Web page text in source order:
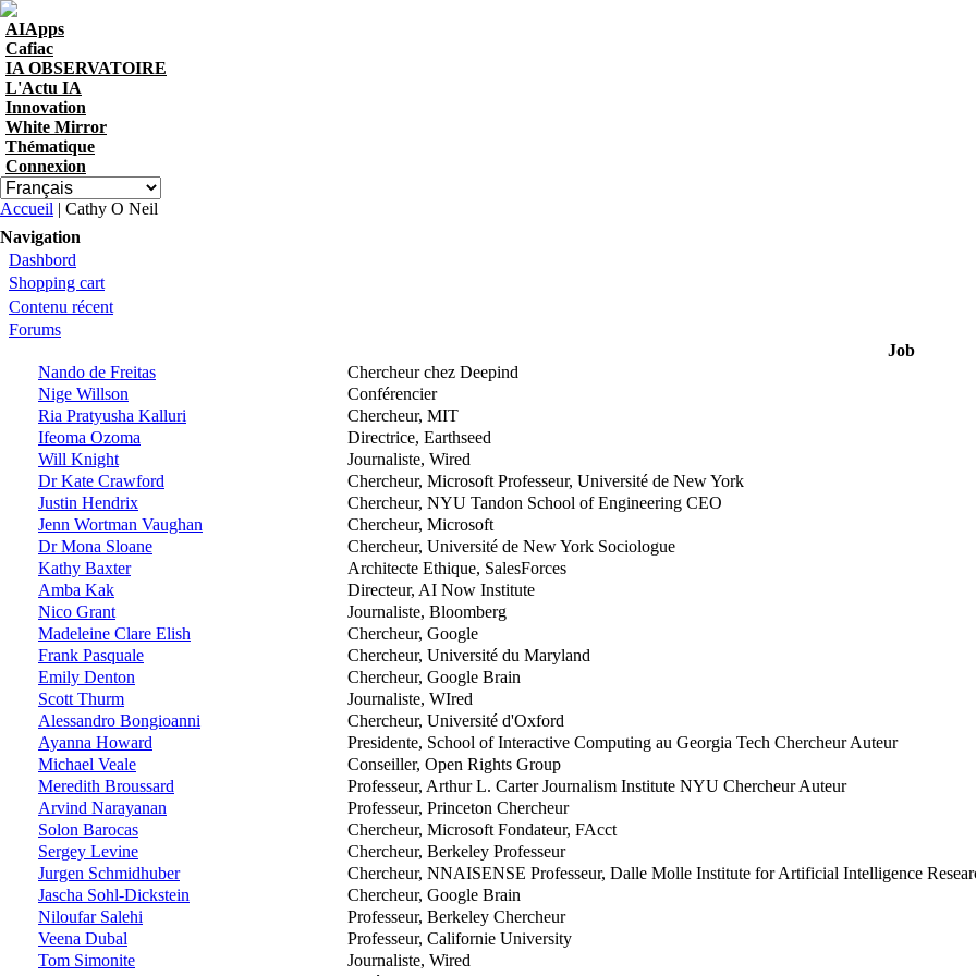
Skip to navigation
Aller au contenu principal
AIApps
Cafiac
IA OBSERVATOIRE
L'Actu IA
Innovation
White Mirror
Thématique
Connexion
Vous êtes ici
Accueil | Cathy O Neil
Navigation
Dashbord
Shopping cart
Contenu récent
Forums
Job
Nando de Freitas
Chercheur chez Deepind
Nige Willson
Conférencier
Ria Pratyusha Kalluri
Chercheur, MIT
Ifeoma Ozoma
Directrice, Earthseed
Will Knight
Journaliste, Wired
Dr Kate Crawford
Chercheur, Microsoft Professeur, Université de New York
Justin Hendrix
Chercheur, NYU Tandon School of Engineering CEO
Jenn Wortman Vaughan
Chercheur, Microsoft
Dr Mona Sloane
Chercheur, Université de New York Sociologue
Kathy Baxter
Architecte Ethique, SalesForces
Amba Kak
Directeur, AI Now Institute
Nico Grant
Journaliste, Bloomberg
Madeleine Clare Elish
Chercheur, Google
Frank Pasquale
Chercheur, Université du Maryland
Emily Denton
Chercheur, Google Brain
Scott Thurm
Journaliste, WIred
Alessandro Bongioanni
Chercheur, Université d'Oxford
Ayanna Howard
Presidente, School of Interactive Computing au Georgia Tech Chercheur Auteur
Michael Veale
Conseiller, Open Rights Group
Meredith Broussard
Professeur, Arthur L. Carter Journalism Institute NYU Chercheur Auteur
Arvind Narayanan
Professeur, Princeton Chercheur
Solon Barocas
Chercheur, Microsoft Fondateur, FAcct
Sergey Levine
Chercheur, Berkeley Professeur
Jurgen Schmidhuber
Chercheur, NNAISENSE Professeur, Dalle Molle Institute for Artificial Intelligence
Jascha Sohl-Dickstein
Chercheur, Google Brain
Niloufar Salehi
Professeur, Berkeley Chercheur
Veena Dubal
Professeur, Californie University
Tom Simonite
Journaliste, Wired